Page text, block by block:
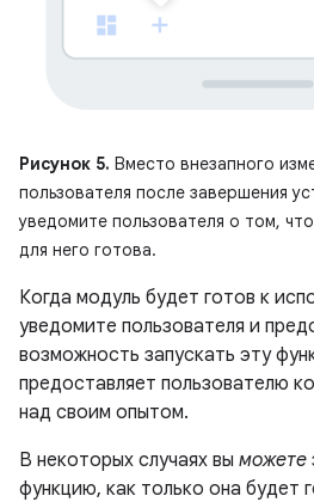
Рисунок 5. Вместо внезапного
пользователя после завершения
уведомите пользователя о том,
для него готова.
Когда модуль будет готов к
уведомите пользователя и
возможность запускать эту
предоставляет пользователю
над своим опытом.
В некоторых случаях вы можете
функцию, как только она будет